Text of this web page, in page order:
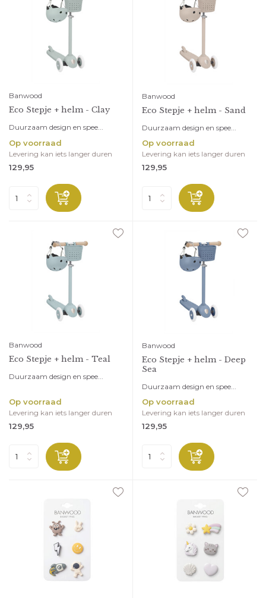
Banwood
Eco Stepje + helm - Clay
Duurzaam design en spee...
Op voorraad
Levering kan iets langer duren
129,95
Banwood
Eco Stepje + helm - Sand
Duurzaam design en spee...
Op voorraad
Levering kan iets langer duren
129,95
Banwood
Eco Stepje + helm - Teal
Duurzaam design en spee...
Op voorraad
Levering kan iets langer duren
129,95
Banwood
Eco Stepje + helm - Deep
Sea
Duurzaam design en spee...
Op voorraad
Levering kan iets langer duren
129,95